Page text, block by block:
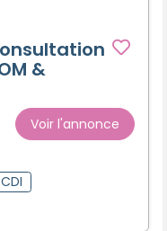
&
Voir l'annonce
CDI